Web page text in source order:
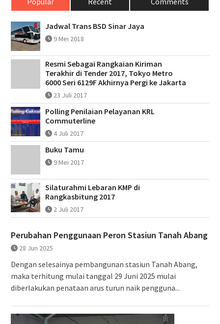
Jadwal Trans BSD Sinar Jaya
9 Mei 2018
Resmi Sebagai Rangkaian Kiriman
Terakhir di Tender 2017, Tokyo Metro
6000 Seri 6129F Akhirnya Pergi ke Jakarta
23 Juli 2017
Polling Penilaian Pelayanan KRL
Commuterline
4 Juli 2017
Buku Tamu
9 Mei 2017
Silaturahmi Lebaran KMP di
Rangkasbitung 2017
2 Juli 2017
Perubahan Penggunaan Peron Stasiun Tanah Abang
28 Jun 2025
Dengan selesainya pembangunan stasiun Tanah Abang,
maka terhitung mulai tanggal 29 Juni 2025 mulai
diberlakukan penataan arus turun naik pengguna...